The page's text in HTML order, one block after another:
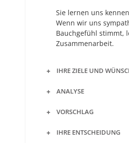
Sie lernen uns
Wenn wir uns
Bauchgefühl stimmt,
Zusammenarbeit.
IHRE ZIELE UND
ANALYSE
VORSCHLAG
IHRE ENTSCHEIDUNG